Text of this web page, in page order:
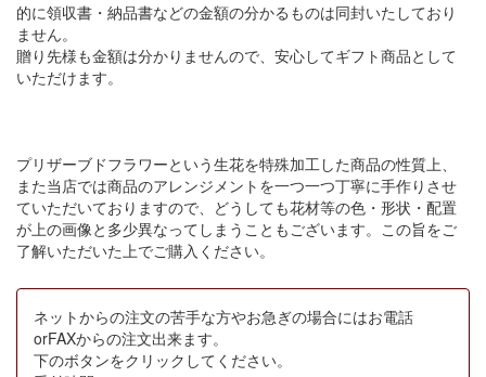
的に領収書・納品書などの金額の分かるものは同封いたしており
ません。
贈り先様も金額は分かりませんので、安心してギフト商品として
いただけます。
プリザーブドフラワーという生花を特殊加工した商品の性質上、
また当店では商品のアレンジメントを一つ一つ丁寧に手作りさせ
ていただいておりますので、どうしても花材等の色・形状・配置
が上の画像と多少異なってしまうこともございます。この旨をご
了解いただいた上でご購入ください。
ネットからの注文の苦手な方やお急ぎの場合にはお電話
orFAXからの注文出来ます。
下のボタンをクリックしてください。